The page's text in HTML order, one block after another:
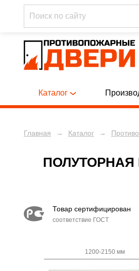
Каталог
ПРОТИВОПОЖАРНЫЕ ДВЕРИ
ПРОТИВОПОЖАРНЫЕ ЛЮКИ
Главная → Каталог →
ПОЛУТОРНАЯ
Товар сертифицирован
соответствие ГОСТ
1200-2150 мм